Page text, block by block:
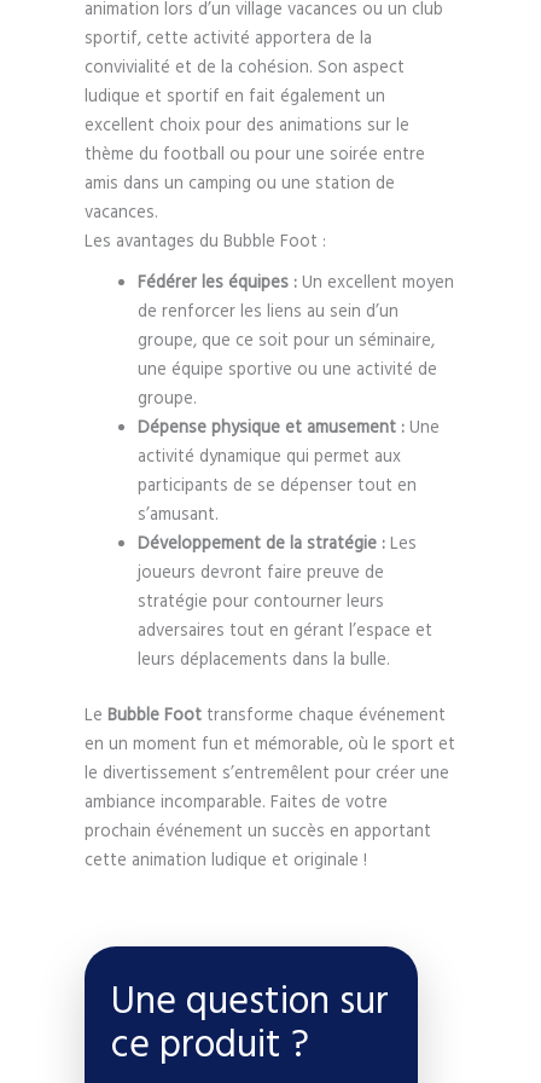
animation lors d’un village vacances ou un club
sportif, cette activité apportera de la
convivialité et de la cohésion. Son aspect
ludique et sportif en fait également un
excellent choix pour des animations sur le
thème du football ou pour une soirée entre
amis dans un camping ou une station de
vacances.
Les avantages du Bubble Foot :
Fédérer les équipes :Un excellent moyen
de renforcer les liens au sein d’un
groupe, que ce soit pour un séminaire,
une équipe sportive ou une activité de
groupe.
Dépense physique et amusement :Une
activité dynamique qui permet aux
participants de se dépenser tout en
s’amusant.
Développement de la stratégie :Les
joueurs devront faire preuve de
stratégie pour contourner leurs
adversaires tout en gérant l’espace et
leurs déplacements dans la bulle.
Le Bubble Foot transforme chaque événement
en un moment fun et mémorable, où le sport et
le divertissement s’entremêlent pour créer une
ambiance incomparable. Faites de votre
prochain événement un succès en apportant
cette animation ludique et originale !
Une question sur
ce produit ?